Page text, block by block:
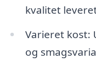
kvalitet
Varieret kost:
og